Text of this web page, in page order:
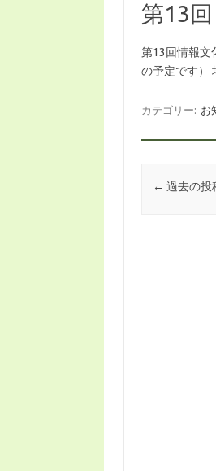
第13
第13回情報文
の予定です）
カテゴリー: お
投稿ナビゲ
← 過去の投